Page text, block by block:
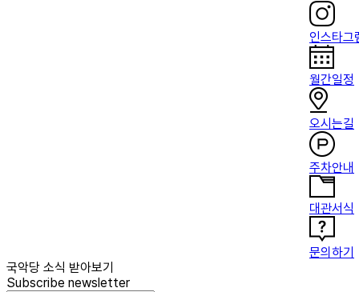
인스타그
월간일정
오시는길
주차안내
대관서식
문의하기
국악당 소식 받아보기
Subscribe newsletter